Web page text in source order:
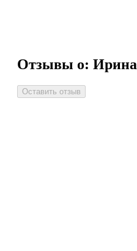
Отзывы о: Ирина
Оставить отзыв